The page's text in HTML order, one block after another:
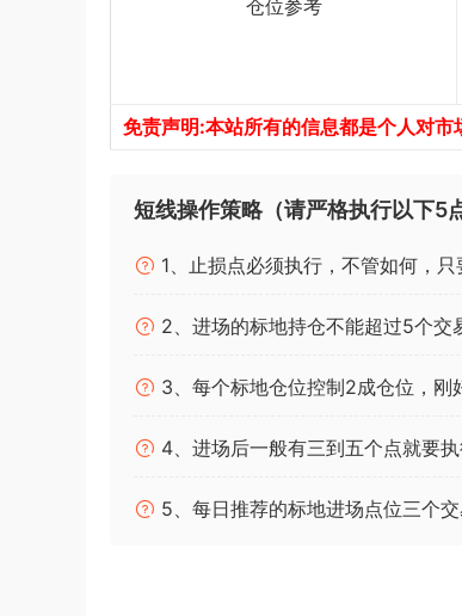
仓位参考
免责声明:本站所有的信息都是个人对
短线操作策略（请严格执行以下5
1、止损点必须执行，不管如何，只
2、进场的标地持仓不能超过5个交
3、每个标地仓位控制2成仓位，刚
4、进场后一般有三到五个点就要
5、每日推荐的标地进场点位三个